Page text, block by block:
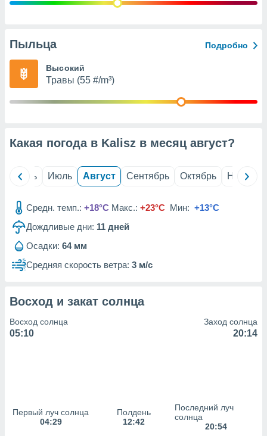
рекламы
сведения
Пыльца Подробно
Высокий
Травы (55 #/m³)
Какая погода в Kalisz в месяц август?
Июнь Июль Август Сентябрь Октябрь Ноябрь
Средн. темп.: +18°C Макс.: +23°C Мин: +13°C
Дождливые дни: 11 дней
Осадки: 64 мм
Средняя скорость ветра: 3 м/с
Восход и закат солнца
Восход солнца
05:10
Заход солнца
20:14
Первый луч солнца
04:29
Полдень
12:42
Последний луч
солнца
20:54